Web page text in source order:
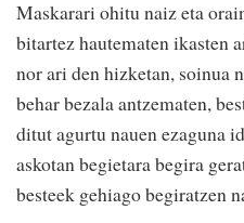
Maskarari ohitu naiz eta
bitartez hautematen ikasten
nor ari den hizketan, soinua
behar bezala antzematen,
ditut agurtu nauen ezaguna
askotan begietara begira
besteek gehiago begiratzen